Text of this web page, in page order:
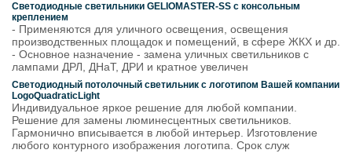
Светодиодные светильники GELIOMASTER-SS с консольным
креплением
- Применяются для уличного освещения, освещения
производственных площадок и помещений, в сфере ЖКХ и др.
- Основное назначение - замена уличных светильников с
лампами ДРЛ, ДНаТ, ДРИ и кратное увеличен
Светодиодный потолочный светильник с логотипом Вашей компании
LogoQuadraticLight
Индивидуальное яркое решение для любой компании.
Решение для замены люминесцентных светильников.
Гармонично вписывается в любой интерьер. Изготовление
любого контурного изображения логотипа. Срок служ